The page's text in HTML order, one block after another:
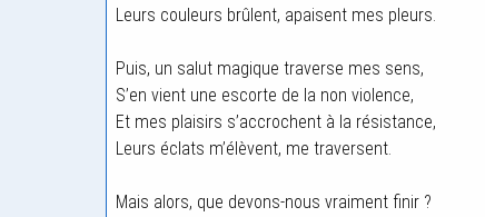
Leurs couleurs brûlent, apaisent mes pleurs.
Puis, un salut magique traverse mes sens,
S’en vient une escorte de la non violence,
Et mes plaisirs s’accrochent à la résistance,
Leurs éclats m’élèvent, me traversent.
Mais alors, que devons-nous vraiment finir ?